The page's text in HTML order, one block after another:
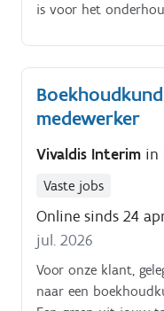
is voor het
rapporteert
maar bent ook het
je via mail of
vrachtwagenparking,
opruimen van afval
containers
inclusief vrijhouden
voor algemene
reparaties zoals
ontstoppen van
medewerker
Vivaldis Interim in
Vaste jobs
Online sinds 24
jul. 2026
Voor onze klant,
naar een